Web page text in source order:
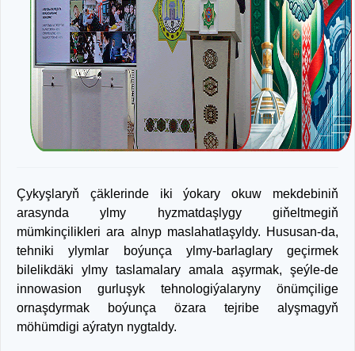
Çykyşlaryň çäklerinde iki ýokary okuw mekdebiniň
arasynda ylmy hyzmatdaşlygy giňeltmegiň
mümkinçilikleri ara alnyp maslahatlaşyldy. Hususan-da,
tehniki ylymlar boýunça ylmy-barlaglary geçirmek
bilelikdäki ylmy taslamalary amala aşyrmak, şeýle-de
innowasion gurluşyk tehnologiýalaryny önümçilige
ornaşdyrmak boýunça özara tejribe alyşmagyň
möhümdigi aýratyn nygtaldy.